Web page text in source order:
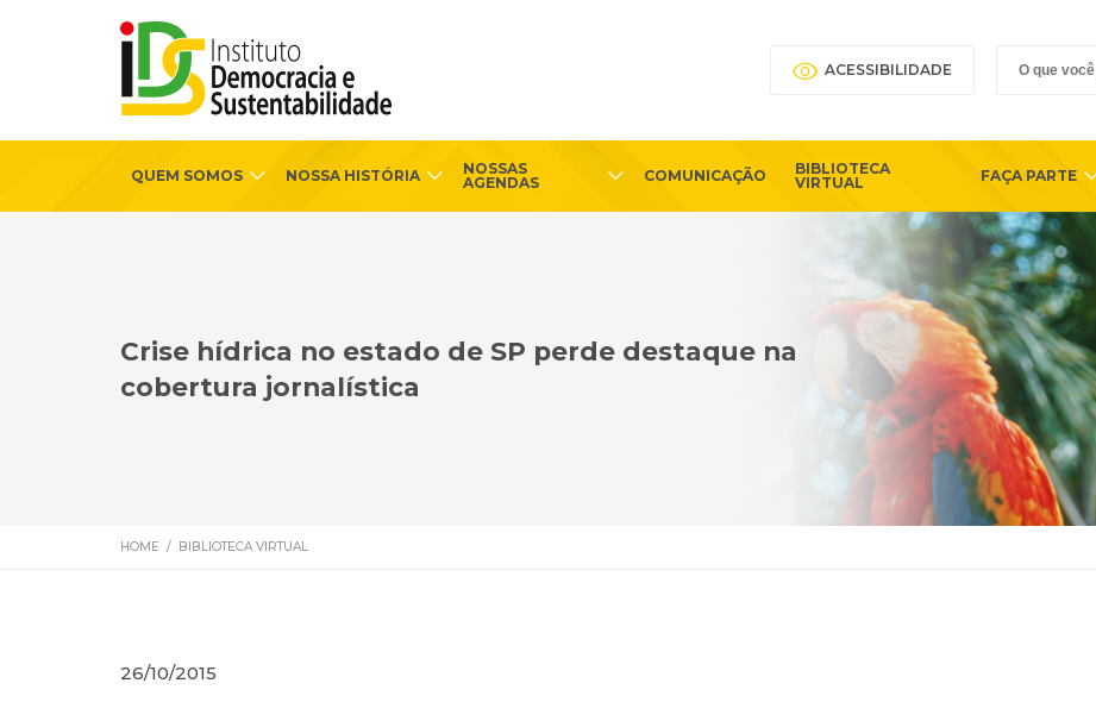
ACESSIBILIDADE
QUEM SOMOS NOSSA HISTÓRIA
NOSSAS
AGENDAS
COMUNICAÇÃO
BIBLIOTECA
VIRTUAL
FAÇA PARTE
Crise hídrica no estado de SP perde destaque na
cobertura jornalística
HOME / BIBLIOTECA VIRTUAL
26/10/2015